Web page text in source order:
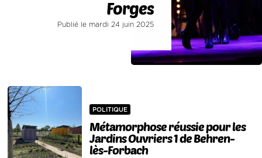
Forges
Publié le mardi 24 juin 2025
POLITIQUE
Métamorphose réussie pour les
Jardins Ouvriers 1 de Behren-
lès-Forbach